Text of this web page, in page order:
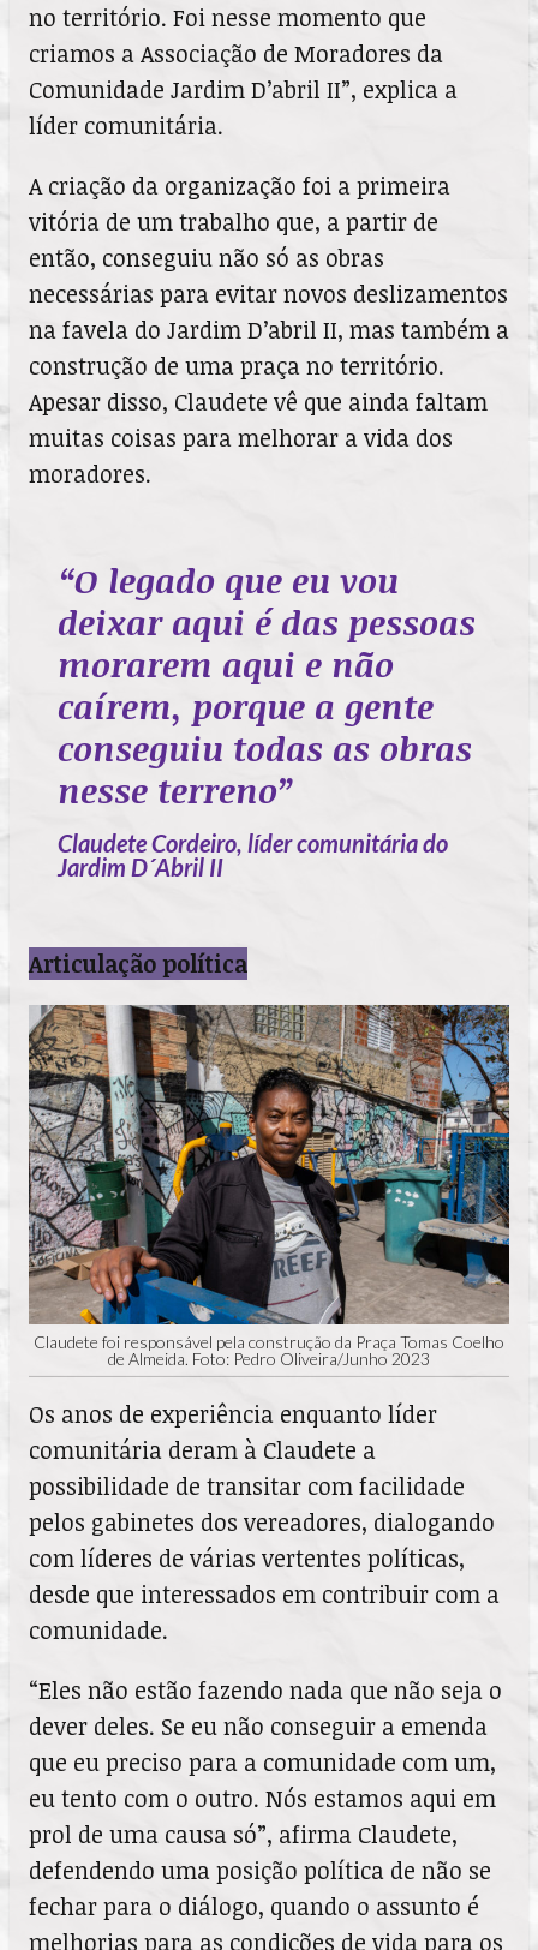
no território. Foi nesse momento que
criamos a Associação de Moradores da
Comunidade Jardim D’abril II”, explica a
líder comunitária.
A criação da organização foi a primeira
vitória de um trabalho que, a partir de
então, conseguiu não só as obras
necessárias para evitar novos deslizamentos
na favela do Jardim D’abril II, mas também a
construção de uma praça no território.
Apesar disso, Claudete vê que ainda faltam
muitas coisas para melhorar a vida dos
moradores.
“O legado que eu vou
deixar aqui é das pessoas
morarem aqui e não
caírem, porque a gente
conseguiu todas as obras
nesse terreno”
Claudete Cordeiro, líder comunitária do
Jardim D´Abril II
Articulação política
Claudete foi responsável pela construção da Praça Tomas Coelho
de Almeida. Foto: Pedro Oliveira/Junho 2023
Os anos de experiência enquanto líder
comunitária deram à Claudete a
possibilidade de transitar com facilidade
pelos gabinetes dos vereadores, dialogando
com líderes de várias vertentes políticas,
desde que interessados em contribuir com a
comunidade.
“Eles não estão fazendo nada que não seja o
dever deles. Se eu não conseguir a emenda
que eu preciso para a comunidade com um,
eu tento com o outro. Nós estamos aqui em
prol de uma causa só”, afirma Claudete,
defendendo uma posição política de não se
fechar para o diálogo, quando o assunto é
melhorias para as condições de vida para os